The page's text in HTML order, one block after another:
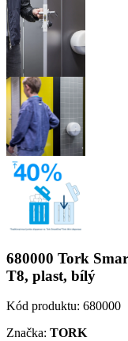
680000 Tork
T8, plast, bílý
Kód produktu: 680000
Značka: TORK